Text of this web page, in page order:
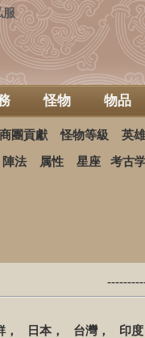
服
怪物 物品
商團貢獻 怪物等級 英
陣法 属性 星座 考古
， 日本 ， 台灣， 印度